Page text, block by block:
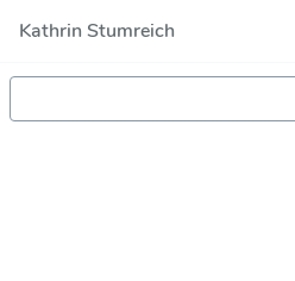
Kathrin Stumreich